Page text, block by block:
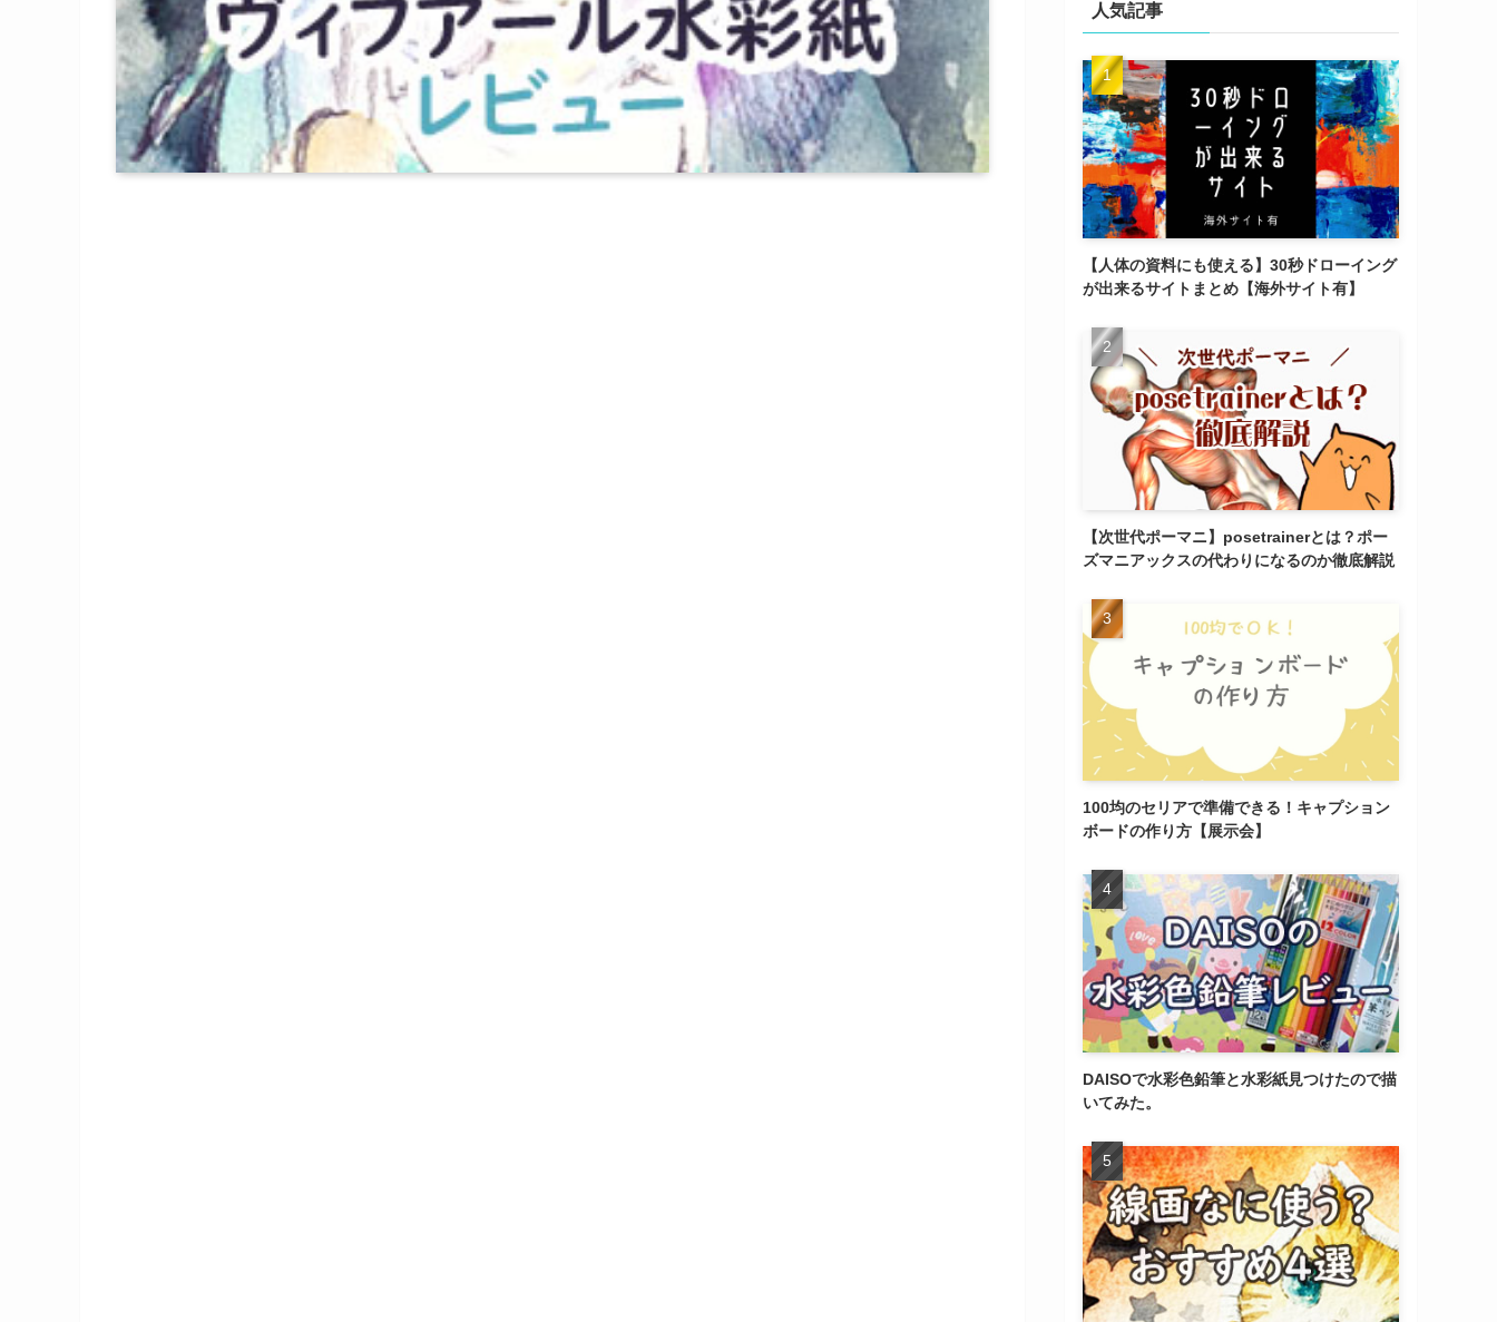
人気記事
【人体の資料にも使える】30秒ドローイング
が出来るサイトまとめ【海外サイト有】
【次世代ポーマニ】posetrainerとは？ポー
ズマニアックスの代わりになるのか徹底解説
100均のセリアで準備できる！キャプション
ボードの作り方【展示会】
DAISOで水彩色鉛筆と水彩紙見つけたので描
いてみた。